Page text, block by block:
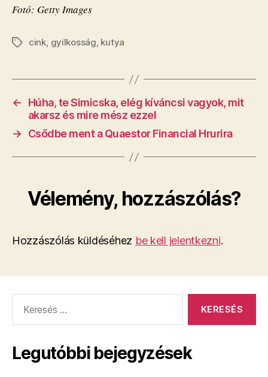
Fotó: Getty Images
Címkék
cink, gyilkosság, kutya
←
Húha, te Simicska, elég kíváncsi vagyok, mit
akarsz és mire mész ezzel
→
Csődbe ment a Quaestor Financial Hrurira
Vélemény, hozzászólás?
Hozzászólás küldéséhez be kell jelentkezni.
Legutóbbi bejegyzések